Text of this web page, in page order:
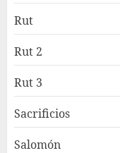
Rut
Rut 2
Rut 3
Sacrificios
Salomón